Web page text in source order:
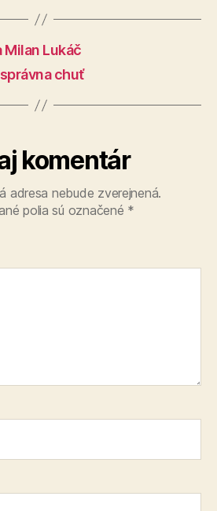
Milan Lukáč
chuť
komentár
adresa nebude zverejnená.
polia sú označené *